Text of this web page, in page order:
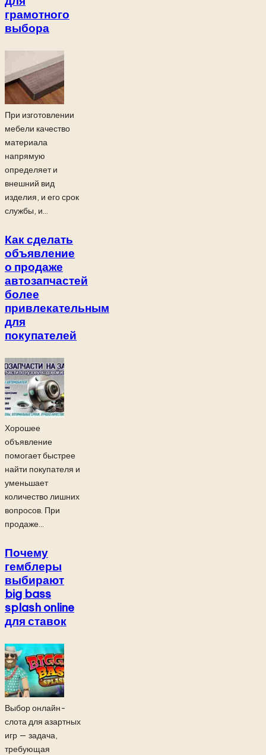
грамотного
выбора
При изготовлении
мебели качество
материала
напрямую
определяет и
внешний вид
изделия, и его срок
службы, и...
Как сделать
объявление
о продаже
автозапчастей
более
привлекательным
для
покупателей
Хорошее
объявление
помогает быстрее
найти покупателя и
уменьшает
количество лишних
вопросов. При
продаже...
Почему
гемблеры
выбирают
big bass
splash online
для ставок
Выбор онлайн-
слота для азартных
игр — задача,
требующая